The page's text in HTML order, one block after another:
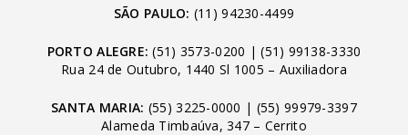
SÃO PAULO: (11) 94230-4499
PORTO ALEGRE: (51) 3573-0200 |(51) 99138-3330
Rua 24 de Outubro, 1440 Sl 1005 – Auxiliadora
SANTA MARIA: (55) 3225-0000 | (55) 99979-3397
Alameda Timbaúva, 347 – Cerrito